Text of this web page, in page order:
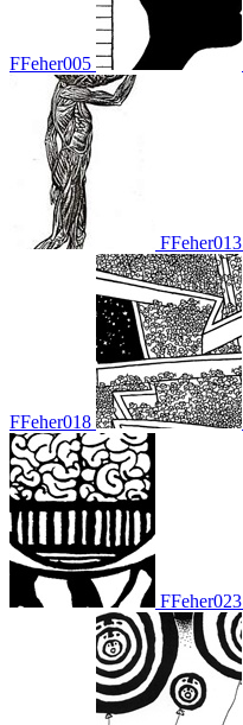
FFeher005
FFeher013
FFeher018
FFeher023